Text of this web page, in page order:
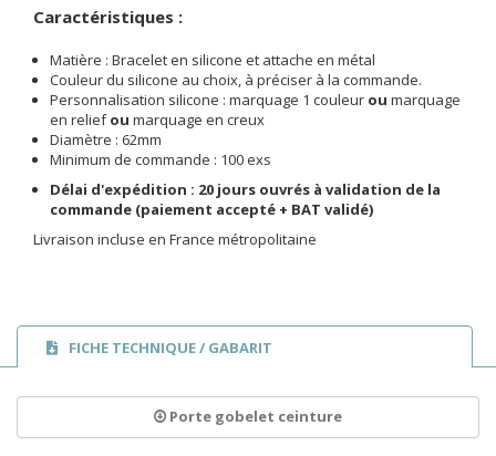
Caractéristiques :
Matière : Bracelet en silicone et attache en métal
Couleur du silicone au choix, à préciser à la commande.
Personnalisation silicone : marquage 1 couleur ou marquage
en reliefou marquage en creux
Diamètre : 62mm
Minimum de commande : 100 exs
Délai d'expédition : 20 jours ouvrés à validation de la
commande (paiement accepté + BAT validé)
Livraison incluse en France métropolitaine
FICHE TECHNIQUE / GABARIT
Porte gobelet ceinture